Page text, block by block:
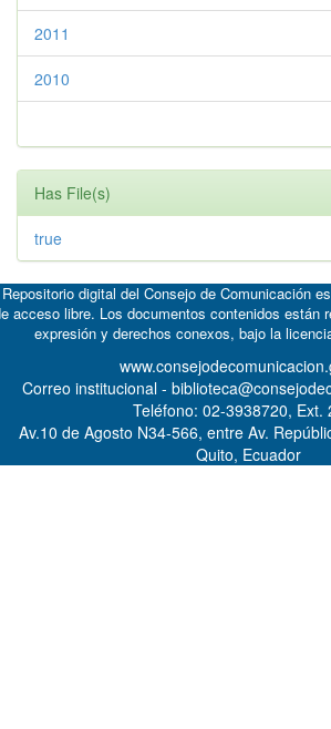
2011
2010
Has File(s)
true
digital del Consejo de Comunicación
acceso libre. Los documentos contenidos están
expresión y derechos conexos, bajo la
Correo institucional -
Teléfono: 02-3938720, Ext.
Av.10 de Agosto N34-566, entre Av.
Quito, Ecuador